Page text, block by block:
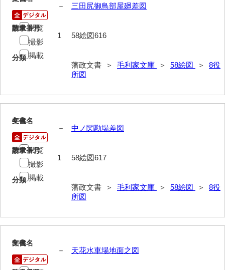
49状控類
51罪科
52給禄
53女儀日記
57御什書
1世界全図
4日本地域図
三田尻御鳥部屋廻差図
請求番号
58絵図616
分類
藩政文書 ＞ 毛利家文庫 ＞ 58絵図 ＞ 8役
所図
－
数量
1
閲覧
撮影
掲載
4
文書名
中ノ関勘場差図
請求番号
58絵図617
分類
藩政文書 ＞ 毛利家文庫 ＞ 58絵図 ＞ 8役
所図
年代
－
数量
1
閲覧
撮影
掲載
5
文書名
天花水車場地面之図
年代
－